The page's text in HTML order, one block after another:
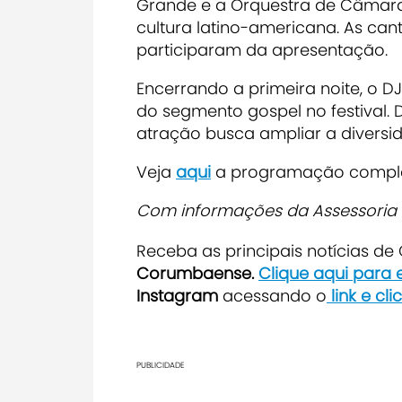
Grande e a Orquestra de
cultura latino-americana. As
participaram da apresentação.
Encerrando a primeira noite, o
do segmento gospel no
atração busca ampliar a
Veja aqui a programação
Com informações da
Receba as principais notícias
Corumbaense.Clique aqui para
Instagram acessando o link e
PUBLICIDADE